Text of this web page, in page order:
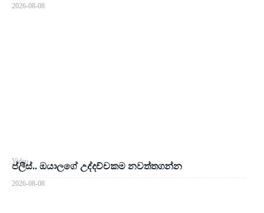
Video
ප්ලීස්.. ඔයාලගේ උද්දච්චකම නවත්තගන්න
2026-08-08
2026-08-08